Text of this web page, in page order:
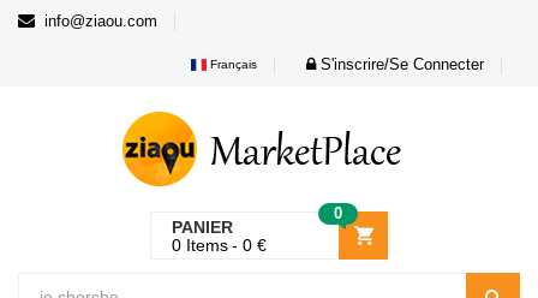
info@ziaou.com
Français S'inscrire/Se Connecter
PANIER
0
0 Items 0 €